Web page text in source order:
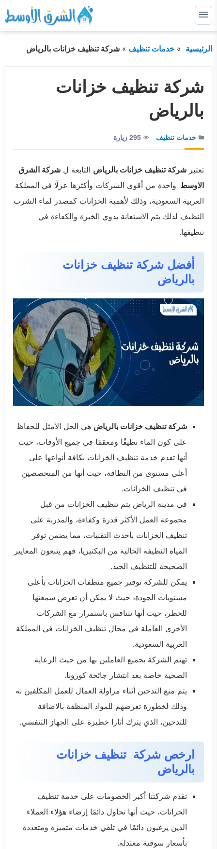
التجاوز
إلى القائمة
عن:
ابحث
الرئيسية
الفرعية
من نحن
اتصل بنا او لطلب خدمة
الرئيسية خدمات تنظيف شركة تنظيف خزانات بالرياض
شركة تنظيف خزانات
بالرياض
خدمات تنظيف 295 زيارة
تعتبر شركة تنظيف خزانات بالرياض التابعة ل شركة الشرق
الاوسط واحدة من أقوى الشركات وأكثرها عزلًا في المملكة
العربية السعودية، وذلك لأهمية الخزانات كمصدر لماء الشرب
النظيف لذلك يتم الاستعانة بذوي الخبرة والكفاءة في
تنظيفها.
أفضل شركة تنظيف خزانات
بالرياض
شركة تنظيف خزانات بالرياض هي الحل الأمثل للحفاظ
على كون الماء نظيفًا ومعقمًا في جميع الأوقات، حيث
أنها تقدم خدمة تنظيف الخزانات بكافة أنواعها على
أعلى مستوى من النظافة، حيث أنها من المتخصصين
في تنظيف الخزانات.
في مدينة الرياض يتم تنظيف الخزانات من قبل
مجموعة العمل الأكثر قدرة وكفاءة، والمدربة على
تنظيف الخزانات بأحدث التقنيات، مما يضمن توفر
المياه النظيفة الخالية من البكتيريا، فهم يتبعون المعايير
الصحيحة للتنظيف الجيد.
يمكن للشركة توفير جميع منظفات الخزانات بأعلى
مستويات الجودة، حيث لا يمكن أن تعرض سمعتها
للخطر، حيث أنها تتنافس باستمرار مع الشركات
الأخرى العاملة في مجال تنظيف الخزانات في المملكة
العربية السعودية.
تهتم الشركة بجميع العاملين بها من حيث الرعاية
الصحية خاصة بعد انتشار جائحة كورونا.
يتم منع التدخين أثناء مزاولة العمال للعمل المكلفين به
وذلك لخطورة تعرضهم للمواد المنظفة بالاضافة
للتدخين، الذي يترك أثارا خطيرة على الجهاز التنفسي.
ارخص شركة تنظيف خزانات
بالرياض
تقدم شركتنا أكبر الخصومات على خدمة تنظيف
الخزانات، حيث أنها تحاول دائمًا إرضاء هؤلاء العملاء
الذين يرغبون دائمًا في تلقي خدمات متميزة ومتعددة
بأسعار سوقية معتدلة.